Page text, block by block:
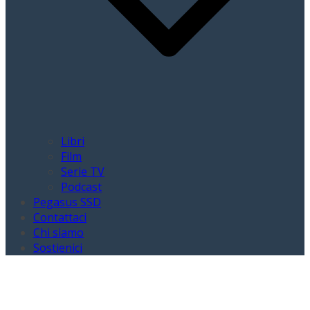
Libri
Film
Serie TV
Podcast
Pegasus SSD
Contattaci
Chi siamo
Sostienici